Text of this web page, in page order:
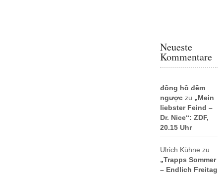
Neueste
Kommentare
đồng hồ đếm
ngượczu „Mein
liebster Feind –
Dr. Nice“: ZDF,
20.15 Uhr
Ulrich Kühne zu
„Trapps Sommer
– Endlich Freitag